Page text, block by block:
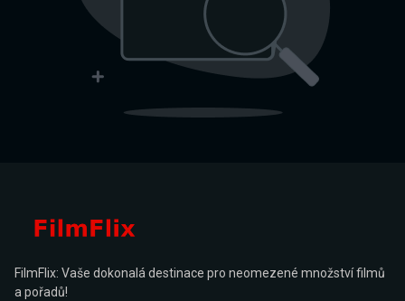
FilmFlix: Vaše dokonalá destinace pro neomezené množství filmů
a pořadů!